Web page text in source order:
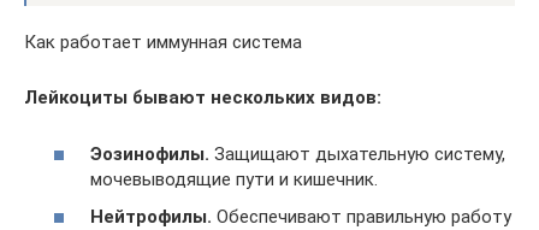
Как работает иммунная система
Лейкоциты бывают нескольких видов:
Эозинофилы. Защищают дыхательную систему,
мочевыводящие пути и кишечник.
Нейтрофилы. Обеспечивают правильную работу